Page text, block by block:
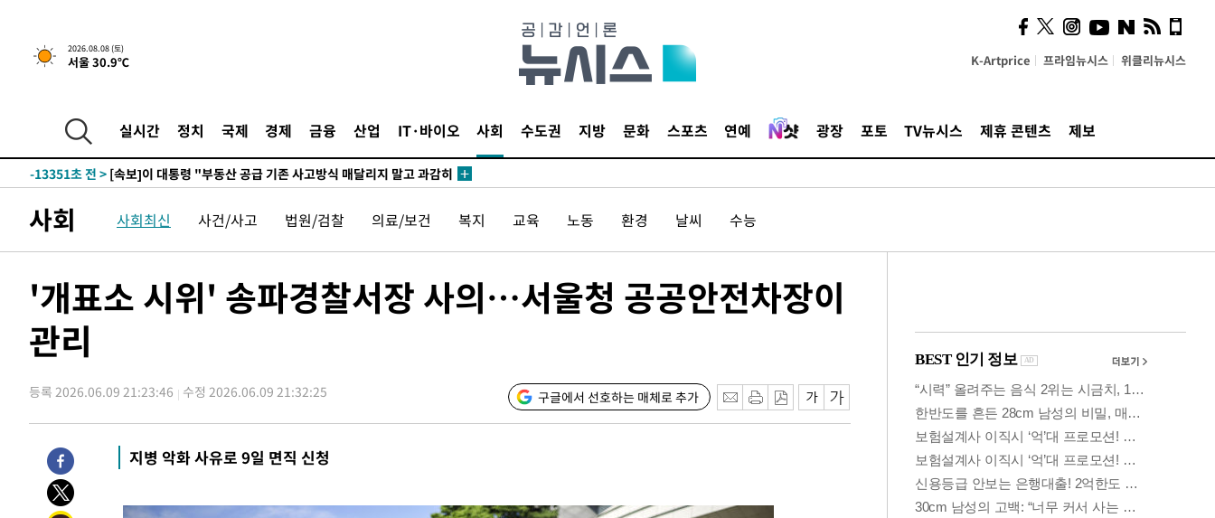
2026.08.08 (토)
서울 30.9℃ K-Artprice 프라임뉴시스 위클리뉴시스
실시간 정치 국제 경제 금융 산업 IT·바이오 사회 수도권 지방 문화 스포츠 연예 광장 포토 TV뉴시스 제휴 콘텐츠 제보
2시간 전 >[속보]규제합리화위원회 부위원장에 김태유 서울대 공대 교수…이병태
후임
-20901초 전 >이강인, 폭염 속 AT마드리드 첫 훈련…80명 식사 대접까지(종합)
하향수정 (2보)
-17488초 전 >
[속보] 미 사업체, 일자리 7월에 2.3만 개 줄어…실업률은 4.1%로
-13351초 전 >
실천"
-12436초 전 > 이란, "오만과 '중앙 단일 루트' 합의…북쪽 인바운드·남쪽 아웃바
-3968초 전 >
[속보]이 대통령, '호우피해' 안동·의성 관할 4개 면 특별재난지역 선
-3931초 전 >[단독]중수청 지원 검사들, 정원 초과 시 낮은 계급 임용…희망지 못
-208초 전 > SK하이닉스, 용인·청주 팹에 54조 투자…"AI 메모리 수요 선제 대
48분 전 > 여자배구 이재영·이다영 자매, 아제르바이잔 투란VC 입단
1시간 전 >
1시간 전 >[속보]코스피, 6200선 약보합…0.60% 내린 6258.77에 마쳐
1시간 전 >[속보]원·달러 환율, 7.7원 내린 1416.1원 마감
1시간 전 >
[속보] 노원서 40.1도 관측…서울, 2018년 이후 첫 40도
1시간 전 >
2시간 전 >
외신들도 주목한 韓축구 파문…"국민적 공분에 수사 재개"
사회 사회최신 사건/사고 법원/검찰 의료/보건 복지 교육 노동 환경 날씨 수능
'개표소 시위' 송파경찰서장 사의…서울청 공공안전차장이
관리
등록 2026.06.09 21:23:46 수정 2026.06.09 21:32:25 구글에서 선호하는 매체로 추가
지병 악화 사유로 9일 면직 신청
시, 스마트폰 액세서리에
NFC 더했다